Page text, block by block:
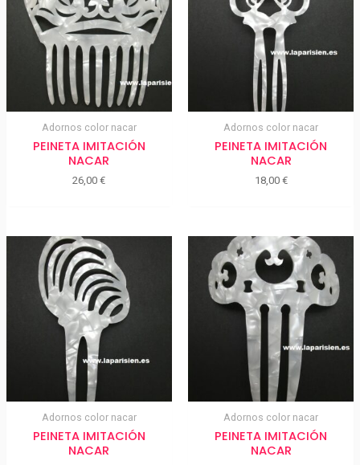
Adornos color nacar
PEINETA IMITACIÓN
NACAR
26,00€
Adornos color nacar
PEINETA IMITACIÓN
NACAR
18,00 €
Adornos color nacar
PEINETA IMITACIÓN
NACAR
Adornos color nacar
PEINETA IMITACIÓN
NACAR